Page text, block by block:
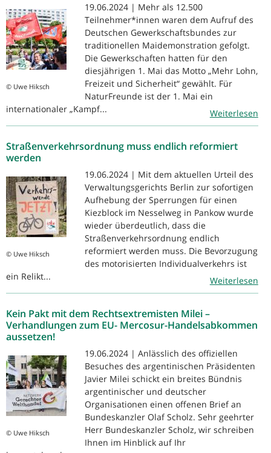
© Uwe Hiksch
19.06.2024 | Mehr als 12.500
Teilnehmer*innen waren dem Aufruf des
Deutschen Gewerkschaftsbundes zur
traditionellen Maidemonstration gefolgt.
Die Gewerkschaften hatten für den
diesjährigen 1. Mai das Motto „Mehr Lohn,
Freizeit und Sicherheit“ gewählt. Für
NaturFreunde ist der 1. Mai ein
internationaler „Kampf...
Weiterlesen
Straßenverkehrsordnung muss endlich reformiert
werden
© Uwe Hiksch
19.06.2024 | Mit dem aktuellen Urteil des
Verwaltungsgerichts Berlin zur sofortigen
Aufhebung der Sperrungen für einen
Kiezblock im Nesselweg in Pankow wurde
wieder überdeutlich, dass die
Straßenverkehrsordnung endlich
reformiert werden muss. Die Bevorzugung
des motorisierten Individualverkehrs ist
ein Relikt...
Weiterlesen
Kein Pakt mit dem Rechtsextremisten Milei –
Verhandlungen zum EU- Mercosur-Handelsabkommen
aussetzen!
© Uwe Hiksch
19.06.2024 | Anlässlich des offiziellen
Besuches des argentinischen Präsidenten
Javier Milei schickt ein breites Bündnis
argentinischer und deutscher
Organisationen einen offenen Brief an
Bundeskanzler Olaf Scholz. Sehr geehrter
Herr Bundeskanzler Scholz, wir schreiben
Ihnen im Hinblick auf Ihr